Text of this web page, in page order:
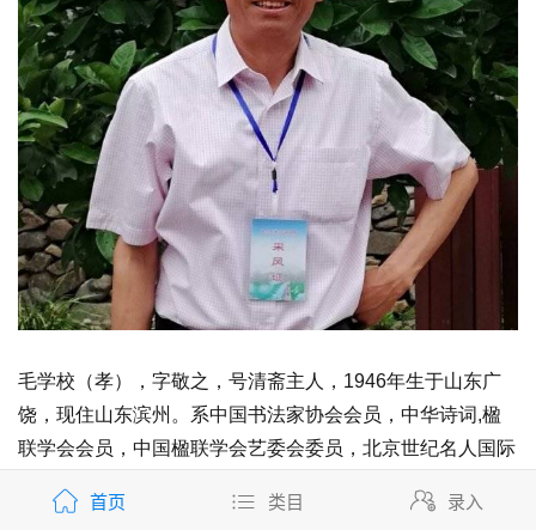
毛学校（孝），字敬之，号清斋主人，1946年生于山东广
饶，现住山东滨州。系中国书法家协会会员，中华诗词,楹
联学会会员，中国楹联学会艺委会委员，北京世纪名人国际
市书协顾问，《黄河三角洲书画院》副院长，山东曲阜鸿儒
首页 类目 录入